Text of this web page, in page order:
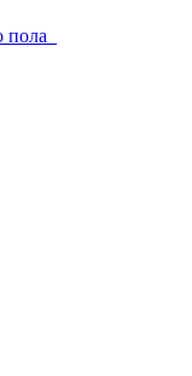
пола